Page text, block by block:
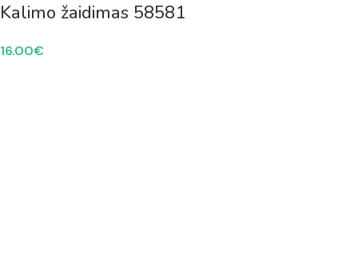
Kalimo žaidimas 58581
16.00€